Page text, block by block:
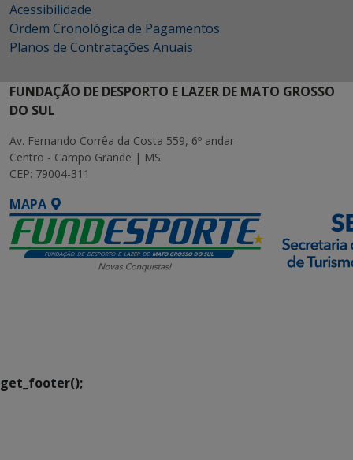
Acessibilidade
Ordem Cronológica de Pagamentos
Planos de Contratações Anuais
FUNDAÇÃO DE DESPORTO E LAZER DE MATO GROSSO
DO SUL
Av. Fernando Corrêa da Costa 559, 6º andar
Centro - Campo Grande | MS
CEP: 79004-311
MAPA
get_footer();